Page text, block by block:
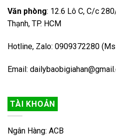
Văn phòng: 12.6 Lô C, C/c
Thạnh, TP. HCM
Hotline, Zalo: 0909372280
Email:
TÀI KHOẢN
Ngân Hàng: ACB